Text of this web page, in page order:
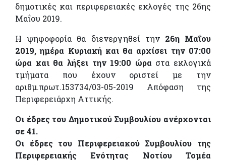
δημοτικές και περιφερειακές εκλογές της 26ης
Μαΐου 2019.
Η ψηφοφορία θα διενεργηθεί την 26η Μαΐου
2019, ημέρα Κυριακή και θα αρχίσει την 07:00
ώρα και θα λήξει την 19:00 ώρα στα εκλογικά
τμήματα που έχουν οριστεί με την
αριθμ.πρωτ.153734/03-05-2019 Απόφαση της
Περιφερειάρχη Αττικής.
Οι έδρες του Δημοτικού Συμβουλίου ανέρχονται
σε 41.
Οι έδρες του Περιφερειακού Συμβουλίου της
Περιφερειακής Ενότητας Νοτίου Τομέα